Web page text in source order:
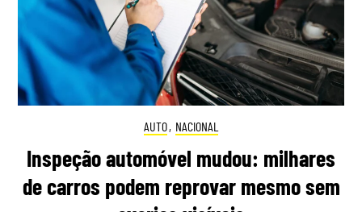
AUTO, NACIONAL
Inspeção automóvel mudou: milhares
de carros podem reprovar mesmo sem